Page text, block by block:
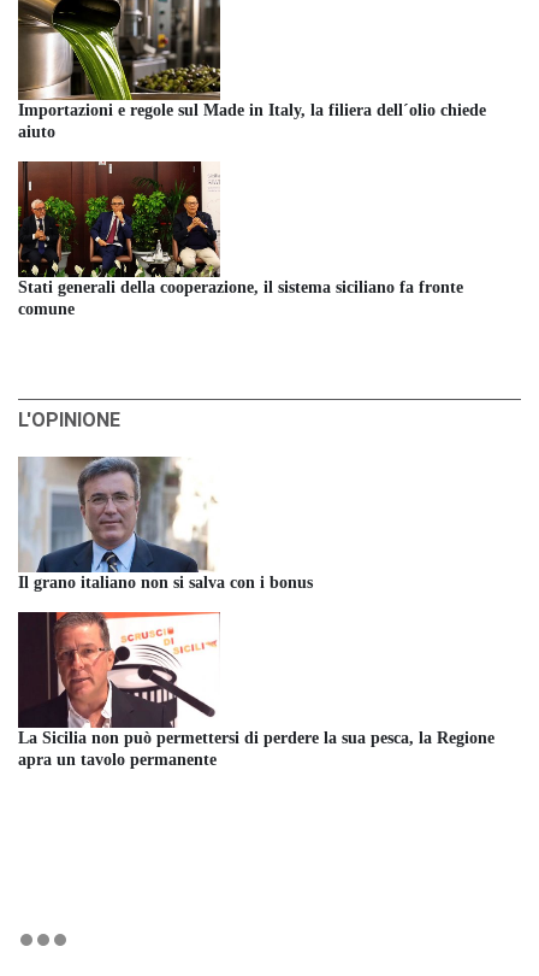
Importazioni e regole sul Made in Italy, la filiera dell´olio chiede
aiuto
Stati generali della cooperazione, il sistema siciliano fa fronte
comune
L'OPINIONE
Il grano italiano non si salva con i bonus
La Sicilia non può permettersi di perdere la sua pesca, la Regione
apra un tavolo permanente